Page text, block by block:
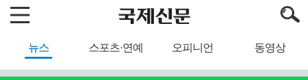
뉴스 스포츠·연예 오피니언 동영상